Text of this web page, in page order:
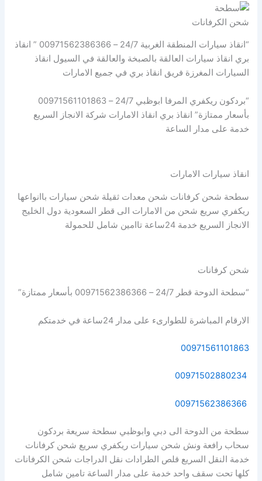
شحن الكرفانات
“انقاذ سيارات المنطقة الغربية 24/7 – 00971562386366 ” انقاذ
بري انقاذ سيارات العالقة بالصبخة والعالقة في السيول انقاذ
السيارات المغرزة فريق انقاذ بري في جميع الامارات
“بردكون ريكفري المرفا ابوظبي 24/7 – 00971561101863
بأسعار ممتازة” انقاذ بري انقاذ الامارات شركة الانجاز السريع
خدمة على مدار الساعة
انقاذ سيارات الامارات
سطحة شحن كرفانات شحن معدات ثقيلة شحن سيارات باانواعها
ريكفري سريع شحن من الامارات الى قطر السعودية دول الخليج
الانجاز السريع خدمة 24ساعة تاامين شامل للحمولة
شحن كرفانات
“سطحة الدوحة قطر 24/7 – 00971562386366 بأسعار ممتازة”
الارقام المباشرة للطوارىء على مدار 24ساعة في خدمتكم
00971561101863
00971502880234
سطحة من الدوحة الى دبي وابوظبي سطحة سريعة بردكون
سحاب رافعة ونش شحن سيارات ريكفري سريع شحن كرفانات
خدمة النقل السريع قلص الطرادات نقل الدراجات شحن الكرفانات
كلها تحت سقف واحد خدمة على مدار الساعة تامين شامل